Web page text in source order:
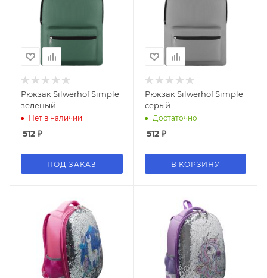
Рюкзак Silwerhof Simple
зеленый
Нет в наличии
512 ₽
ПОД ЗАКАЗ
Рюкзак Silwerhof Simple
серый
Достаточно
512₽
В КОРЗИНУ